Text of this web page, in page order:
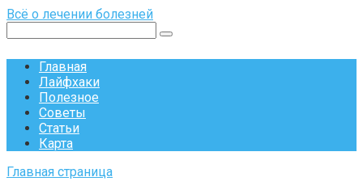
Перейти
контенту
Всё о лечении болезней
Главная
Лайфхаки
Полезное
Советы
Статьи
Карта
Главная страница